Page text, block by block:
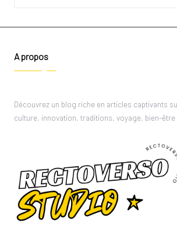
A propos
Découvrez un blog riche en articles captivants
culture, innovation, traditions, voyage, bien-être